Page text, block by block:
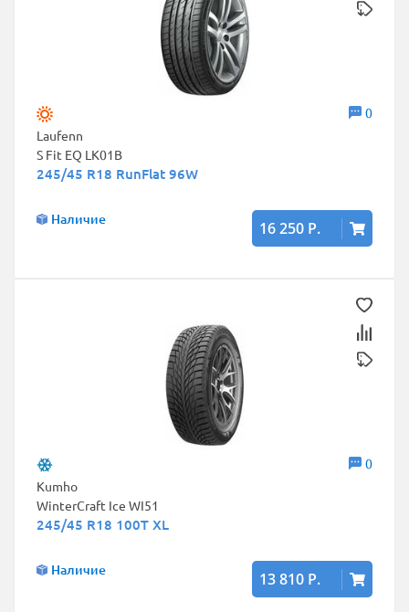
0
Laufenn
S Fit EQ LK01B
245/45 R18 RunFlat 96W
Наличие 16 250 Р.
0
Kumho
WinterCraft Ice WI51
245/45 R18 100T XL
Наличие 13 810 Р.